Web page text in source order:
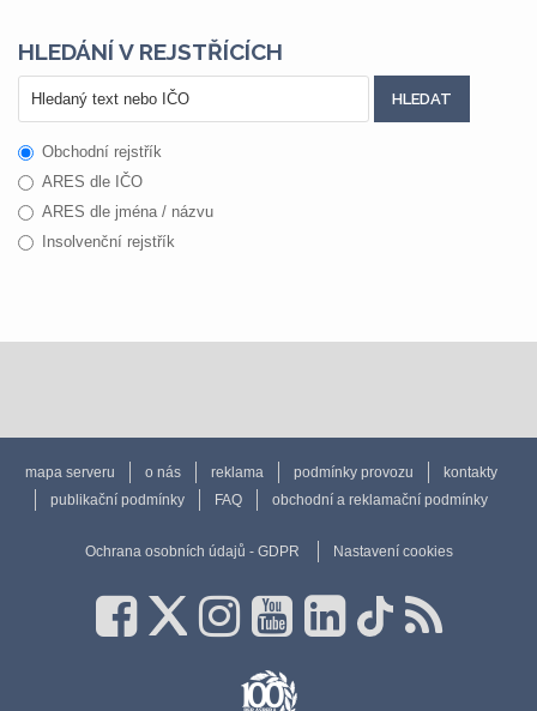
HLEDÁNÍ V REJSTŘÍCÍCH
Obchodní rejstřík
ARES dle IČO
ARES dle jména / názvu
Insolvenční rejstřík
mapa serveru o nás reklama podmínky provozu
kontakty
publikační podmínky
FAQ obchodní a reklamační podmínky
Ochrana osobních údajů - GDPR Nastavení cookies